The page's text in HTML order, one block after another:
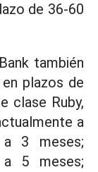
de 36-60
también
plazos de
clase Ruby,
a
3 meses;
5 meses;